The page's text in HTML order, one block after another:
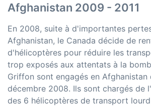
Afghanistan 2009 - 2011
En 2008, suite à d'importantes
Afghanistan, le Canada décide de
d'hélicoptères pour réduire les
trop exposés aux attentats à la
Griffon sont engagés en Afghanistan
décembre 2008. Ils sont chargés de
des 6 hélicoptères de transport